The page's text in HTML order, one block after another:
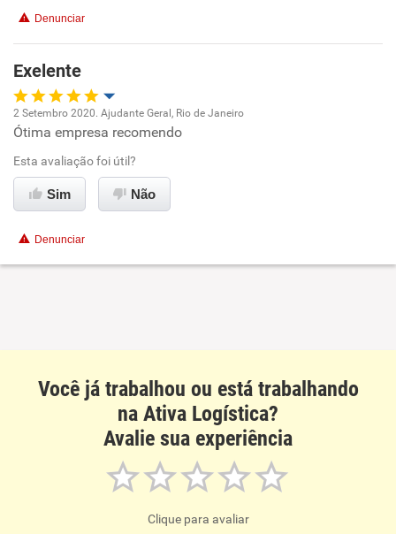
Denunciar
Exelente
Oportunidade de promoção
Ambiente de trabalho
Benefícios
2 Setembro 2020. Ajudante Geral, Rio de Janeiro
Ótima empresa recomendo
Esta avaliação foi útil?
Sim Não
Denunciar
Você já trabalhou ou está trabalhando
na Ativa Logística?
Avalie sua experiência
Clique para avaliar